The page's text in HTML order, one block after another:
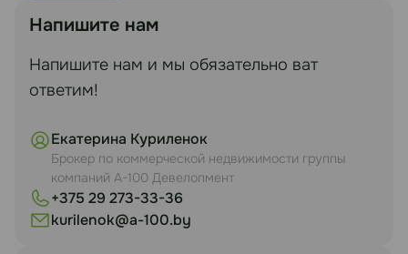
Напишите нам
Напишите нам и мы обязательно ват
ответим!
Екатерина Куриленок
Брокер по коммерческой недвижимости группы
компаний А-100 Девелопмент
+375 29 273-33-36
kurilenok@a-100.by